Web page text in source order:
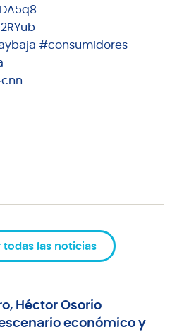
#consumidores
todas las noticias
Héctor Osorio
económico y